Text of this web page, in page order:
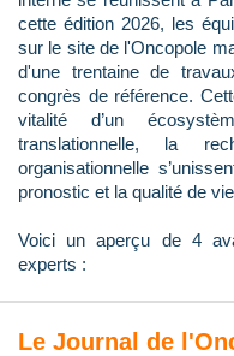
cette édition 2026, les
sur le site de l'Oncopole
d'une trentaine de
congrès de référence.
vitalité d’un
translationnelle, la
organisationnelle
pronostic et la qualité de
Voici un aperçu de 4
experts :
Le Journal de